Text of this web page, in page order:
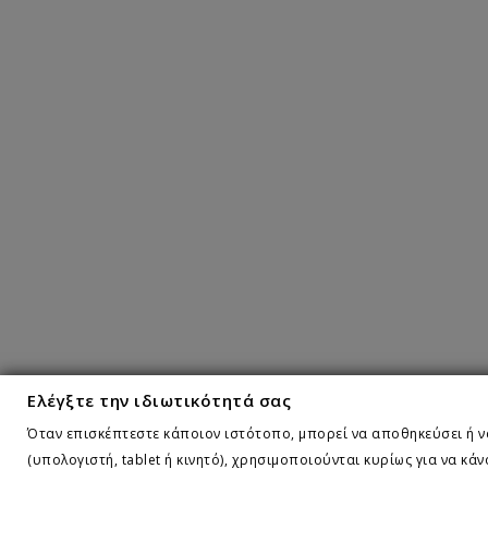
Ελέγξτε την ιδιωτικότητά σας
Όταν επισκέπτεστε κάποιον ιστότοπο, μπορεί να αποθηκεύσει ή
(υπολογιστή, tablet ή κινητό), χρησιμοποιούνται κυρίως για να